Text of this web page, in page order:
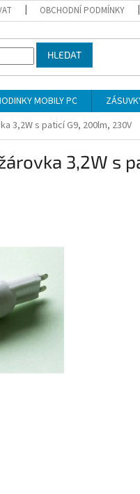
OBCHODNÍ PODMÍNKY
HLEDAT
MOBILY PC
3,2W s paticí G9, 200lm, 230V
3,2W s